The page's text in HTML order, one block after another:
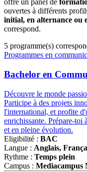
offre un panel de
ouvertes à différents
initial, en alternance ou
correspond.
5 programme(s)
Famille
programmes
Programmes en
Bachelor en
Découvre le monde
Participe à des projets
l'international, et profite
enrichissante. Prépare-toi
et en pleine évolution.
Eligibilité : BAC
Langue : Anglais,
Rythme : Temps plein
Campus : Mediacampus